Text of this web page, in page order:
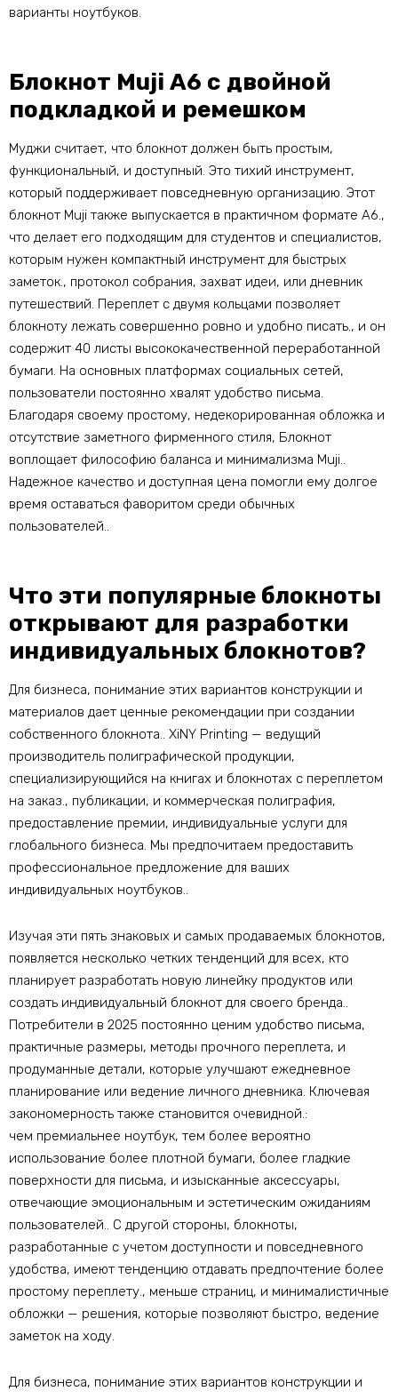
варианты ноутбуков.
Блокнот Muji A6 с двойной
подкладкой и ремешком
Муджи считает, что блокнот должен быть простым,
функциональный, и доступный. Это тихий инструмент,
который поддерживает повседневную организацию. Этот
блокнот Muji также выпускается в практичном формате А6.,
что делает его подходящим для студентов и специалистов,
которым нужен компактный инструмент для быстрых
заметок., протокол собрания, захват идеи, или дневник
путешествий. Переплет с двумя кольцами позволяет
блокноту лежать совершенно ровно и удобно писать., и он
содержит 40 листы высококачественной переработанной
бумаги. На основных платформах социальных сетей,
пользователи постоянно хвалят удобство письма.
Благодаря своему простому, недекорированная обложка и
отсутствие заметного фирменного стиля, Блокнот
воплощает философию баланса и минимализма Muji..
Надежное качество и доступная цена помогли ему долгое
время оставаться фаворитом среди обычных
пользователей..
Что эти популярные блокноты
открывают для разработки
индивидуальных блокнотов?
Для бизнеса, понимание этих вариантов конструкции и
материалов дает ценные рекомендации при создании
собственного блокнота.. XiNY Printing — ведущий
производитель полиграфической продукции,
специализирующийся на книгах и блокнотах с переплетом
на заказ., публикации, и коммерческая полиграфия,
предоставление премии, индивидуальные услуги для
глобального бизнеса. Мы предпочитаем предоставить
профессиональное предложение для ваших
индивидуальных ноутбуков..
Изучая эти пять знаковых и самых продаваемых блокнотов,
появляется несколько четких тенденций для всех, кто
планирует разработать новую линейку продуктов или
создать индивидуальный блокнот для своего бренда..
Потребители в 2025 постоянно ценим удобство письма,
практичные размеры, методы прочного переплета, и
продуманные детали, которые улучшают ежедневное
планирование или ведение личного дневника. Ключевая
закономерность также становится очевидной.:
чем премиальнее ноутбук, тем более вероятно
использование более плотной бумаги, более гладкие
поверхности для письма, и изысканные аксессуары,
отвечающие эмоциональным и эстетическим ожиданиям
пользователей.. С другой стороны, блокноты,
разработанные с учетом доступности и повседневного
удобства, имеют тенденцию отдавать предпочтение более
простому переплету., меньше страниц, и минималистичные
обложки — решения, которые позволяют быстро, ведение
заметок на ходу.
Для бизнеса, понимание этих вариантов конструкции и